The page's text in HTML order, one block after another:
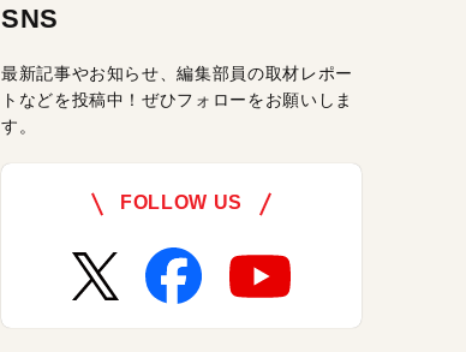
SNS
最新記事やお知らせ、編集部員の取材レポー
トなどを投稿中！ぜひフォローをお願いしま
す。
FOLLOW US